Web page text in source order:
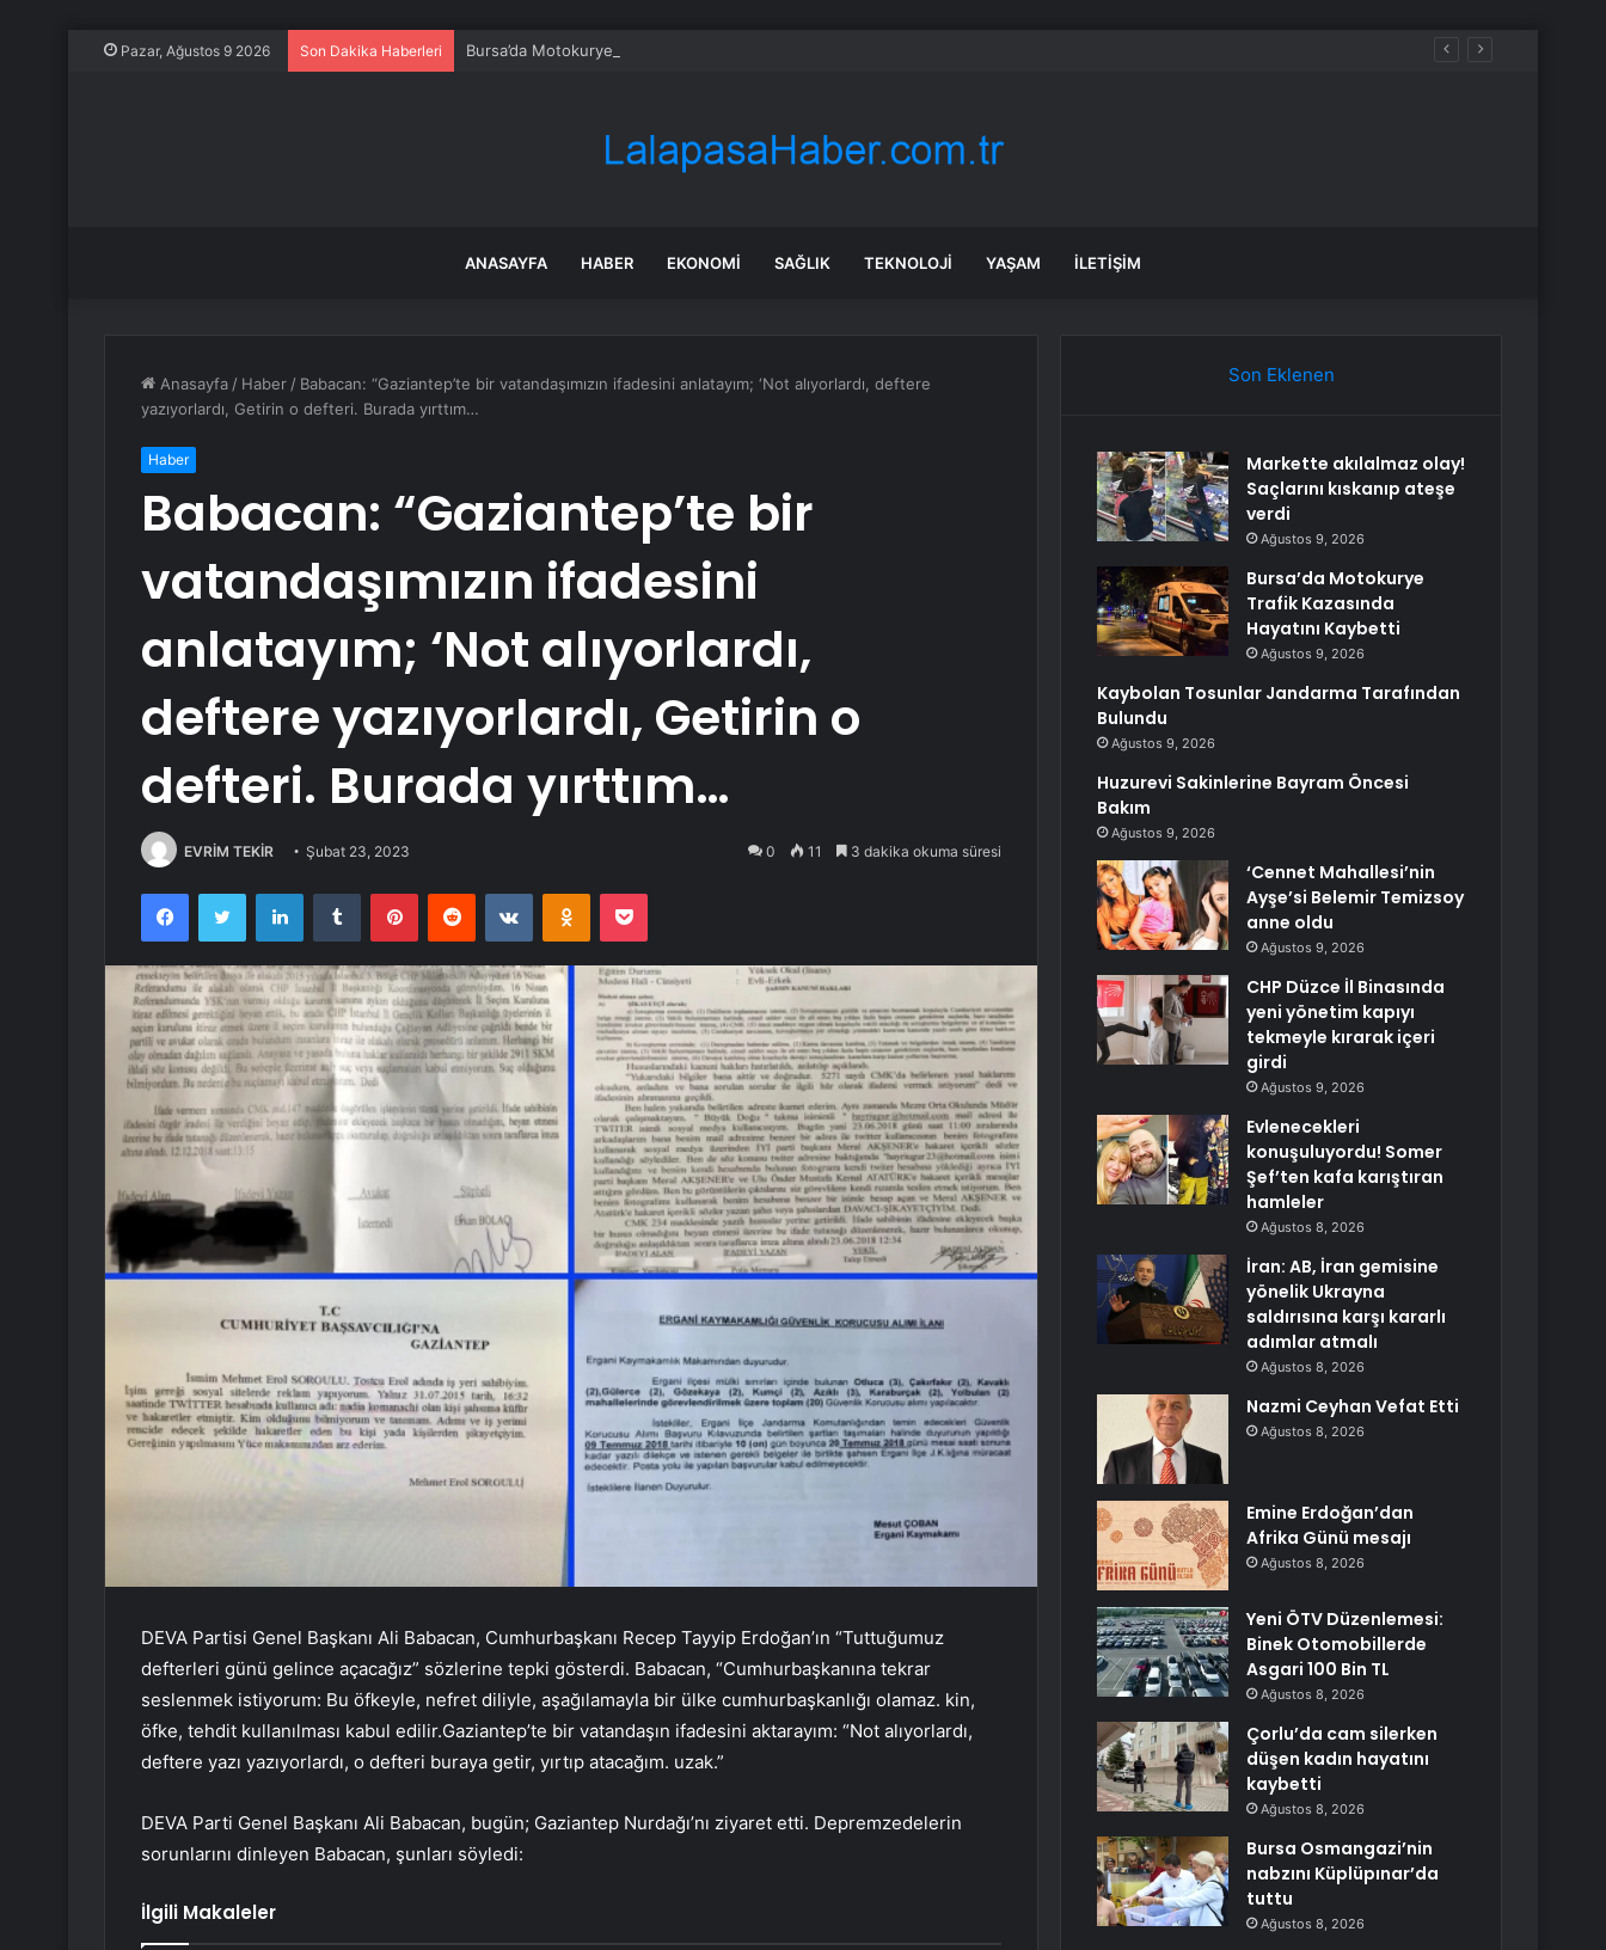
Pazar, Ağustos 9 2026 Son Dakika Haberleri Bursa’da Motokurye Trafik Kazasında Hayatını Kaybetti
ANASAYFA HABER EKONOMI SAĞLIK TEKNOLOJI YAŞAM İLETIŞIM
Anasayfa / Haber / Babacan: “Gaziantep’te bir vatandaşımızın ifadesini anlatayım; ‘Not alıyorlardı, deftere
yazıyorlardı, Getirin o defteri. Burada yırttım…
Haber
Babacan: “Gaziantep’te bir
vatandaşımızın ifadesini
anlatayım; ‘Not alıyorlardı,
deftere yazıyorlardı, Getirin o
defteri. Burada yırttım…
EVRİM TEKİR Şubat 23, 2023 0 11 3 dakika okuma süresi
FacebookTwitter LinkedInTumblr PinterestReddit VKontakteOdnoklassniki
Pocket
DEVA Partisi Genel Başkanı Ali Babacan, Cumhurbaşkanı Recep Tayyip Erdoğan’ın “Tuttuğumuz
defterleri günü gelince açacağız” sözlerine tepki gösterdi. Babacan, “Cumhurbaşkanına tekrar
seslenmek istiyorum: Bu öfkeyle, nefret diliyle, aşağılamayla bir ülke cumhurbaşkanlığı olamaz. kin,
öfke, tehdit kullanılması kabul edilir.Gaziantep’te bir vatandaşın ifadesini aktarayım: “Not alıyorlardı,
deftere yazı yazıyorlardı, o defteri buraya getir, yırtıp atacağım. uzak.”
DEVA Parti Genel Başkanı Ali Babacan, bugün; Gaziantep Nurdağı’nı ziyaret etti. Depremzedelerin
sorunlarını dinleyen Babacan, şunları söyledi:
İlgili Makaleler
Son Eklenen
Markette akılalmaz olay!
Saçlarını kıskanıp ateşe
verdi
Ağustos 9, 2026
Bursa’da Motokurye
Trafik Kazasında
Hayatını Kaybetti
Ağustos 9, 2026
Kaybolan Tosunlar Jandarma Tarafından
Bulundu
Ağustos 9, 2026
Huzurevi Sakinlerine Bayram Öncesi
Bakım
Ağustos 9, 2026
‘Cennet Mahallesi’nin
Ayşe’si Belemir Temizsoy
anne oldu
Ağustos 9, 2026
CHP Düzce İl Binasında
yeni yönetim kapıyı
tekmeyle kırarak içeri
girdi
Ağustos 9, 2026
Evlenecekleri
konuşuluyordu! Somer
Şef’ten kafa karıştıran
hamleler
Ağustos 8, 2026
İran: AB, İran gemisine
yönelik Ukrayna
saldırısına karşı kararlı
adımlar atmalı
Ağustos 8, 2026
Nazmi Ceyhan Vefat Etti
Ağustos 8, 2026
Emine Erdoğan’dan
Afrika Günü mesajı
Ağustos 8, 2026
Yeni ÖTV Düzenlemesi:
Binek Otomobillerde
Asgari 100 Bin TL
Ağustos 8, 2026
Çorlu’da cam silerken
düşen kadın hayatını
kaybetti
Ağustos 8, 2026
Bursa Osmangazi’nin
nabzını Küplüpınar’da
tuttu
Ağustos 8, 2026